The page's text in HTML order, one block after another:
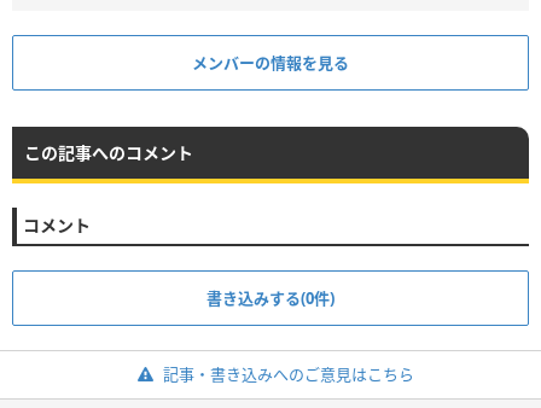
メンバーの情報を見る
この記事へのコメント
コメント
書き込みする(0件)
記事・書き込みへのご意見はこちら